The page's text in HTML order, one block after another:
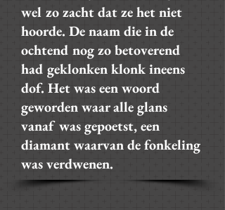
wel zo zacht dat ze het niet
hoorde. De naam die in de
ochtend nog zo betoverend
had geklonken klonk ineens
dof. Het was een woord
geworden waar alle glans
vanaf was gepoetst, een
diamant waarvan de fonkeling
was verdwenen.